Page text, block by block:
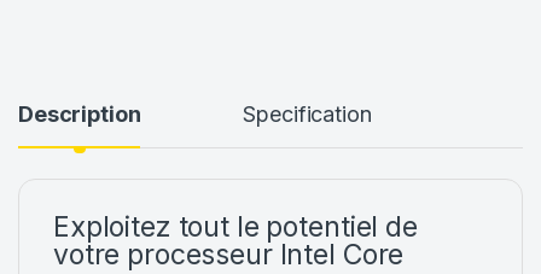
Description Specification
Exploitez tout le potentiel de
votre processeur Intel Core